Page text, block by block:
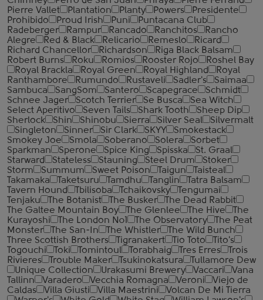
Pierre Vallet
Plantation Planty Powers
Presidente
Prohibido
Proud Irish Puni
Puntacana Club
Radeberger
Rampur Rancado Ranchitos
Rancho
Alegre
Red & Black Relicario Remeslo
Ricard
Richard Chancellor
Richardson
Riga Black Balsam
Robert Burns
Roku Romios Rooster Rojo
Roshel Bay
Royal Brackla
Royal Green Royal Highland
Royal
Ranthambore
Rumundo Rustaveli Sadler's
Saimaa
Sambuca
SangSom Santero Scapegrace
Schmidt
Schnee Jager
Scotch Terrier Se Busca
Sea Witch
Select Aperitivo
Seven Tails Shark Tooth
Sheep Dip
Sherlock
Shin Shinobu Sierra Silver Seal
Silvermalt
Singleton
Sinner Sir Clark SKYY
Smokestack
Smokey Joe
Smola Soberano Solera
Sorbet
Sparkman
Sperone Spice King Spisska
St. Graal
Starward
Stateless Stauning Steel Drum
Stoker
Storm
Summum Sweet Poison Taigun
Taisteal
Takamaka
Taketsuru Tamdhu Tanglin
Tatra Balsam
Tavern Hound
Tbilisoba Tchaikovsky
Tengumai
Tenjaku
The Botanist The Busker
The Dead Rabbit
The Galtee Mountain Boy
The Glenlee The Hive
The
Kurayoshi
The London №1 The Observatory
The Peat
Monster
The San-In The Whistler
The Wild Bunch
Three Scottish Brothers
Tigranakert Tio Toto
Tito's
Togouchi
Toki Tomintoul Torabhaig Tres Erres
Trois
Rivieres
Trouble Maker Tsukinokatsura
Tullamore Dew
Unique Collection
Urakasumi Brewery Vaccari
Vana
Tallinn
Varadero Vecchia Romagna Veroni
Viejo de
Caldas
Villa Giusti Villa Maestrini
Volcan De Mi Tierra